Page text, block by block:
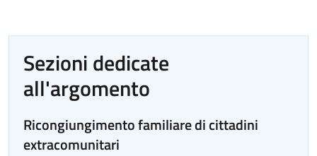
Sezioni dedicate
all'argomento
Ricongiungimento familiare di cittadini
extracomunitari